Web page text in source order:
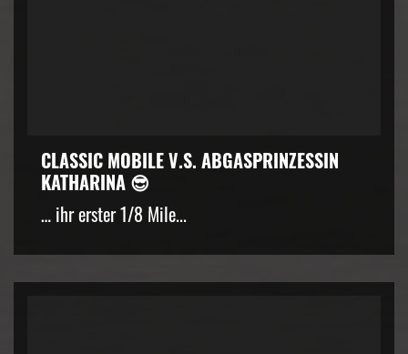
CLASSIC MOBILE V.S. ABGASPRINZESSIN
KATHARINA 😎
… ihr erster 1/8 Mile...